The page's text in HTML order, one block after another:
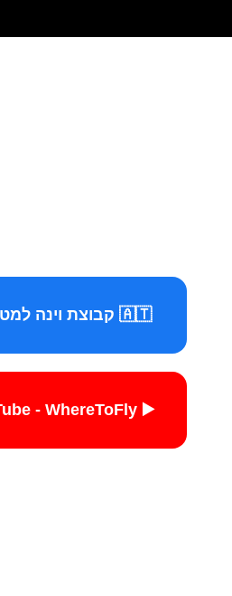
🇦🇹 קבוצת וינה למטיילים
▶️ YouTube - WhereToFly